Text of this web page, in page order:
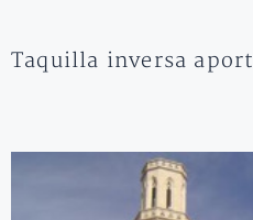
Taquilla inversa